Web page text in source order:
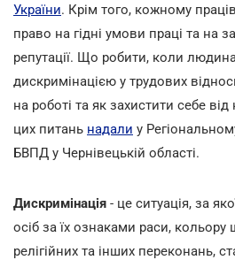
України. Крім того, кожному
право на гідні умови праці та на
репутації. Що робити, коли людина
дискримінацією у трудових
на роботі та як захистити себе
цих питань надали у
БВПД у Чернівецькій області.
Дискримінація - це ситуація, за
осіб за їх ознаками раси, кольору
релігійних та інших переконань,